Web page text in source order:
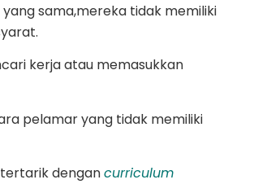
sama,mereka tidak memiliki
kerja atau memasukkan
pelamar yang tidak memiliki
dengancurriculum